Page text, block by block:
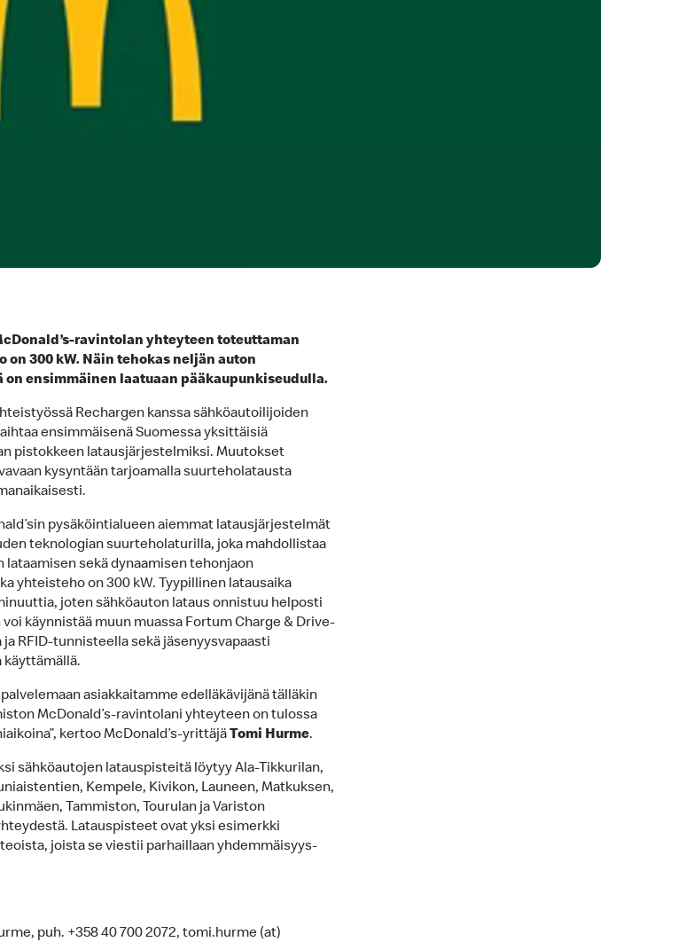
ravintolan yhteyteen toteuttaman
300 kW. Näin tehokas neljän auton
ensimmäinen laatuaan pääkaupunkiseudulla.
Rechargen kanssa sähköautoilijoiden
ensimmäisenä Suomessa yksittäisiä
pistokkeen latausjärjestelmiksi. Muutokset
kysyntään tarjoamalla suurteholatausta
pysäköintialueen aiemmat latausjärjestelmät
teknologian suurteholaturilla, joka mahdollistaa
lataamisen sekä dynaamisen tehonjaon
yhteisteho on 300 kW. Tyypillinen latausaika
joten sähköauton lataus onnistuu helposti
käynnistää muun muassa Fortum Charge & Drive-
RFID-tunnisteella sekä jäsenyysvapaasti
asiakkaitamme edelläkävijänä tälläkin
McDonald’s-ravintolani yhteyteen on tulossa
kertoo McDonald’s-yrittäjä Tomi Hurme.
sähköautojen latauspisteitä löytyy Ala-Tikkurilan,
Kempele, Kivikon, Launeen, Matkuksen,
Tammiston, Tourulan ja Variston
Latauspisteet ovat yksi esimerkki
joista se viestii parhaillaan yhdemmäisyys-
puh. +358 40 700 2072, tomi.hurme (at)